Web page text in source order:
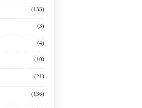
(133)
(3)
(4)
(10)
(21)
(136)